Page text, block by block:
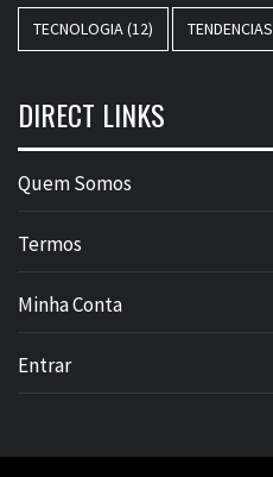
TECNOLOGIA(12) TENDENCIAS
DIRECT LINKS
Quem Somos
Termos
Minha Conta
Entrar